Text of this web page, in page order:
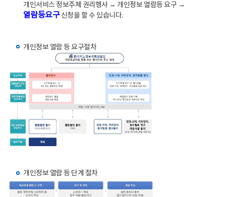
개인서비스 정보주체 권리행사 → 개인정보 열람등 요구 →
열람등요구신청을 할 수 있습니다.
개인정보 열람 등 요구절차
개인정보 열람 등 단계 절차